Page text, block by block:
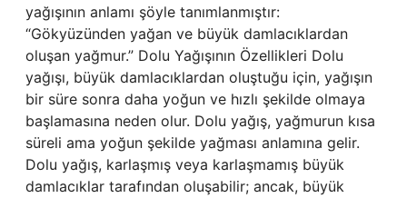
yağışının anlamı şöyle tanımlanmıştır:
“Gökyüzünden yağan ve büyük damlacıklardan
oluşan yağmur.” Dolu Yağışının Özellikleri Dolu
yağışı, büyük damlacıklardan oluştuğu için, yağışın
bir süre sonra daha yoğun ve hızlı şekilde olmaya
başlamasına neden olur. Dolu yağış, yağmurun kısa
süreli ama yoğun şekilde yağması anlamına gelir.
Dolu yağış, karlaşmış veya karlaşmamış büyük
damlacıklar tarafından oluşabilir; ancak, büyük